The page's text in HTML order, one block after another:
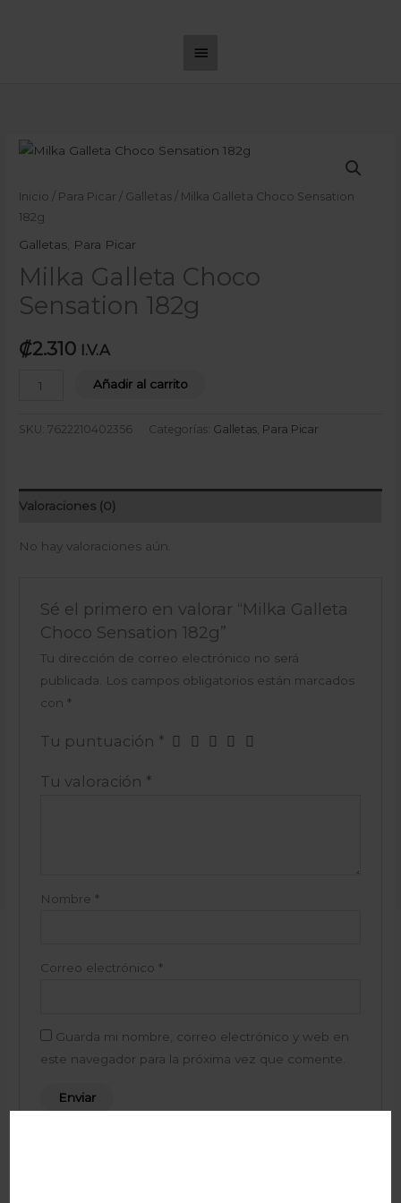
principal
Inicio / Para Picar / Galletas / Milka Galleta Choco Sensation
182g
Galletas Para Picar
Milka Galleta Choco
Sensation 182g
₡2.310 I.V.A
Milka
Choco
Sensation
182g
Añadir al carrito
SKU:7622210402356 Categorías: Galletas Para Picar
Valoraciones (0)
No hay valoraciones aún.
Sé el primero en valorar “Milka Galleta
Choco Sensation 182g”
Tu dirección de correo electrónico no será
publicada.
Los campos obligatorios están marcados
con *
Tu puntuación *
Tu valoración *
Nombre *
Correo electrónico *
Guarda mi nombre, correo electrónico y web en
este navegador para la próxima vez que comente.